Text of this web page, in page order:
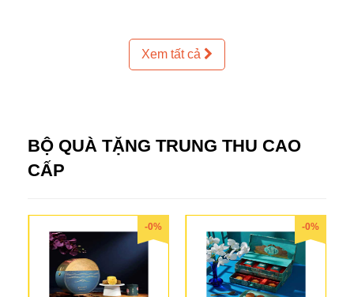
Xem tất cả
BỘ QUÀ TẶNG TRUNG THU CAO
CẤP
-0% -0%